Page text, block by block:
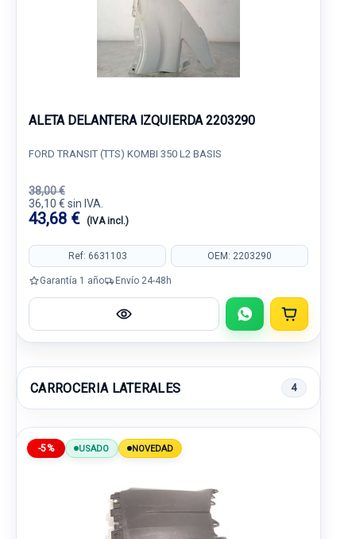
ALETA DELANTERA IZQUIERDA 2203290
FORD TRANSIT (TTS) KOMBI 350 L2 BASIS
38,00 €
36,10 € sin IVA.
43,68 € (IVA incl.)
Ref: 6631103 OEM: 2203290
Garantía 1 año Envío 24-48h
CARROCERIA LATERALES 4
-5% USADO NOVEDAD